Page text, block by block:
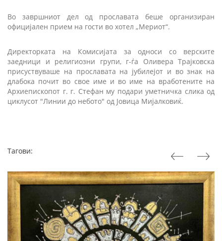
Во завршниот дел од прославата беше организиран
официјален прием на гости во хотел „Мериот“.
Директорката на Комисијата за односи со верските
заедници и религиозни групи, г-ѓа Оливера Трајковска
присуствуваше на прославата на јубилејот и во знак на
длабока почит во свое име и во име на вработените на
Архиепископот г. г. Стефан му подари уметничка слика од
циклусот "Линии до небото" од Јовица Мијалковиќ.
Тагови: